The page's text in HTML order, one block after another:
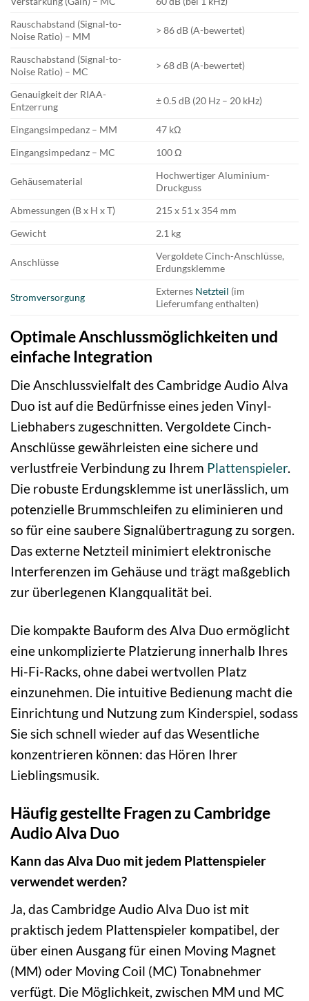
Rauschabstand (Signal-to-
Noise Ratio) – MM
> 86 dB (A-bewertet)
Rauschabstand (Signal-to-
Noise Ratio) – MC
> 68 dB (A-bewertet)
Genauigkeit der RIAA-
Entzerrung
± 0.5 dB (20 Hz – 20 kHz)
Eingangsimpedanz – MM
47 kΩ
Eingangsimpedanz – MC
100 Ω
Gehäusematerial
Hochwertiger Aluminium-
Druckguss
Abmessungen (B x H x T)
215 x 51 x 354 mm
Gewicht
2.1 kg
Anschlüsse
Vergoldete Cinch-Anschlüsse,
Erdungsklemme
Stromversorgung
Externes Netzteil (im
Lieferumfang enthalten)
Optimale Anschlussmöglichkeiten und
einfache Integration
Die Anschlussvielfalt des Cambridge Audio Alva
Duo ist auf die Bedürfnisse eines jeden Vinyl-
Liebhabers zugeschnitten. Vergoldete Cinch-
Anschlüsse gewährleisten eine sichere und
verlustfreie Verbindung zu Ihrem Plattenspieler.
Die robuste Erdungsklemme ist unerlässlich, um
potenzielle Brummschleifen zu eliminieren und
so für eine saubere Signalübertragung zu sorgen.
Das externe Netzteil minimiert elektronische
Interferenzen im Gehäuse und trägt maßgeblich
zur überlegenen Klangqualität bei.
Die kompakte Bauform des Alva Duo ermöglicht
eine unkomplizierte Platzierung innerhalb Ihres
Hi-Fi-Racks, ohne dabei wertvollen Platz
einzunehmen. Die intuitive Bedienung macht die
Einrichtung und Nutzung zum Kinderspiel, sodass
Sie sich schnell wieder auf das Wesentliche
konzentrieren können: das Hören Ihrer
Lieblingsmusik.
Häufig gestellte Fragen zu Cambridge
Audio Alva Duo
Kann das Alva Duo mit jedem Plattenspieler
verwendet werden?
Ja, das Cambridge Audio Alva Duo ist mit
praktisch jedem Plattenspieler kompatibel, der
über einen Ausgang für einen Moving Magnet
(MM) oder Moving Coil (MC) Tonabnehmer
verfügt. Die Möglichkeit, zwischen MM und MC